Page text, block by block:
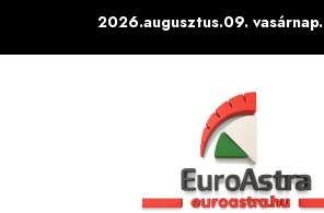
2026.augusztus.09. vasárnap.